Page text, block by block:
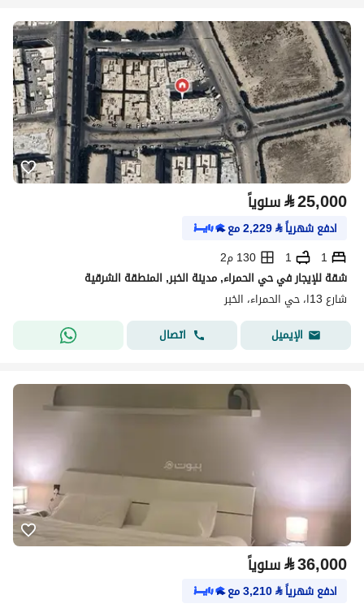
⃁25,000 سنوياً
ادفع شهرياً⃁
2,229مع
1
1
130 م2
شقة للإيجار في حي الحمراء, مدينة الخبر, المنطقة الشرقية
شارع 13ا، حي الحمراء، الخبر
الإيميل
اتصال
⃁36,000 سنوياً
ادفع شهرياً⃁
3,210مع